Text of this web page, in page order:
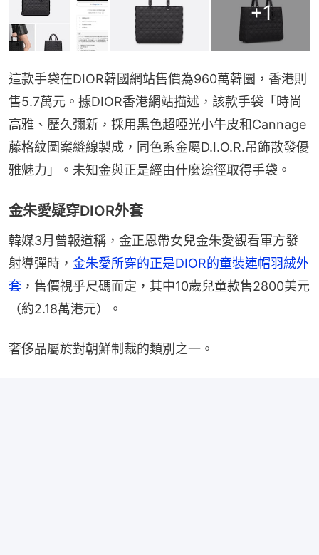
+1
這款手袋在DIOR韓國網站售價為960萬韓圜，香港則
售5.7萬元。據DIOR香港網站描述，該款手袋「時尚
高雅、歷久彌新，採用黑色超啞光小牛皮和Cannage
藤格紋圖案縫線製成，同色系金屬D.I.O.R.吊飾散發優
雅魅力」。未知金與正是經由什麼途徑取得手袋。
金朱愛疑穿DIOR外套
韓媒3月曾報道稱，金正恩帶女兒金朱愛觀看軍方發
射導彈時， 金朱愛所穿的正是DIOR的童裝連帽羽絨外
套 ，售價視乎尺碼而定，其中10歲兒童款售2800美元
（約2.18萬港元）。
奢侈品屬於對朝鮮制裁的類別之一。